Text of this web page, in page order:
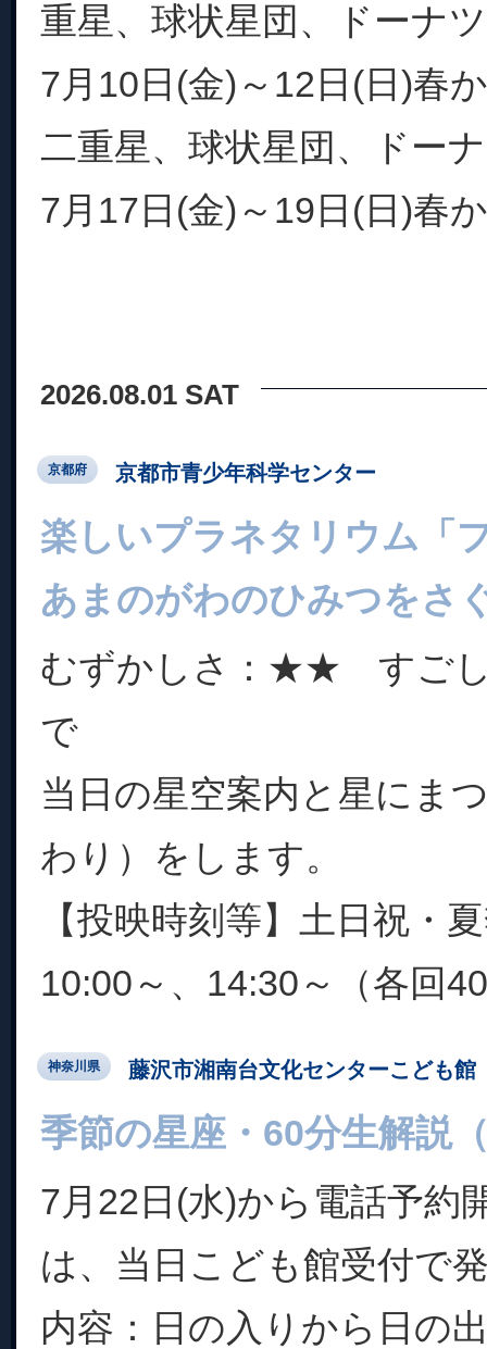
重星、球状星団、ドーナ
7月10日(金)～12日(日)春
二重星、球状星団、ドー
7月17日(金)～19日(日)春
2026.08.01 SAT
京都府 京都市青少年科学センター
楽しいプラネタリウム
あまのがわのひみつをさ
むずかしさ：★★ すごし
で
当日の星空案内と星にま
わり）をします。
【投映時刻等】土日祝・
10:00～、14:30～（各回
神奈川県 藤沢市湘南台文化センターこども館
季節の星座・60分生解説
7月22日(水)から電話予約
は、当日こども館受付で
内容：日の入りから日の